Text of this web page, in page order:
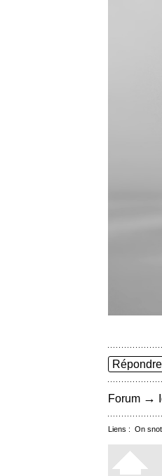
Répondre
Forum →
Liens : On